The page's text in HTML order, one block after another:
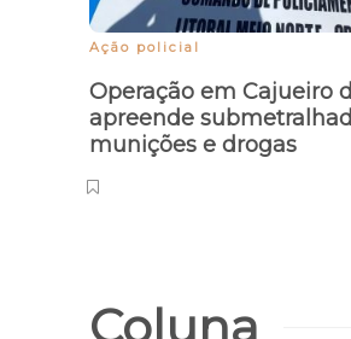
Ação policial
Operação em Cajueiro
apreende
munições e drogas
Coluna